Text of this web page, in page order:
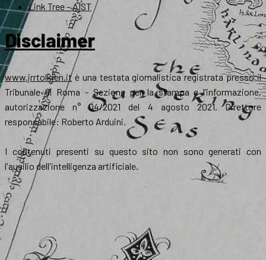
Link Tree – AIST
Disclaimer
www.jrrtolkien.itè una testata giornalistica registrata presso il
Tribunale di Roma - Sezione per la stampa e l’informazione,
autorizzazione n° 04/2021 del 4 agosto 2021. Direttore
responsabile: Roberto Arduini.
I contenuti presenti su questo sito non sono generati con
l'ausilio dell'intelligenza artificiale.